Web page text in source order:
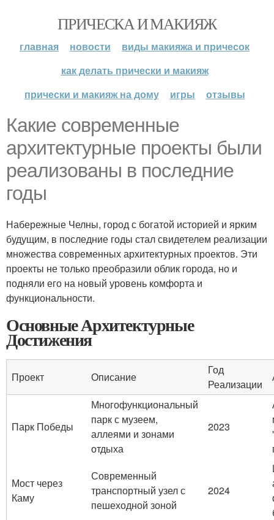
ПРИЧЕСКА И МАКИЯЖ
главная новости
виды макияжа и причесок
как делать прически и макияж
прически и макияж на дому
игры отзывы
Какие современные
архитектурные проекты были
реализованы в последние
годы
Набережные Челны, город с богатой историей и ярким
будущим, в последние годы стал свидетелем реализации
множества современных архитектурных проектов. Эти
проекты не только преобразили облик города, но и
подняли его на новый уровень комфорта и
функциональности.
Основные Архитектурные
Достижения
Проект Описание
Год
Реализации
Парк Победы
Многофункциональный
парк с музеем,
аллеями и зонами
отдыха
2023
Мост через
Каму
Современный
транспортный узел с
пешеходной зоной
2024